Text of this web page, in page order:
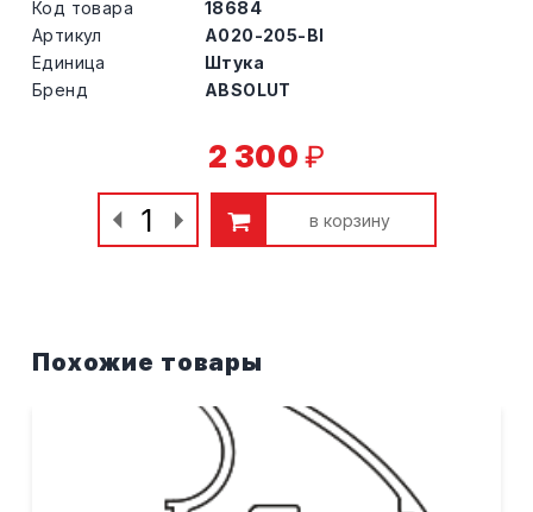
Код товара
18684
Артикул
A020-205-BI
Единица
Штука
Бренд
ABSOLUT
2 300 ₽
в корзину
Похожие товары